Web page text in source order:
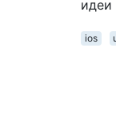
идеи
ios